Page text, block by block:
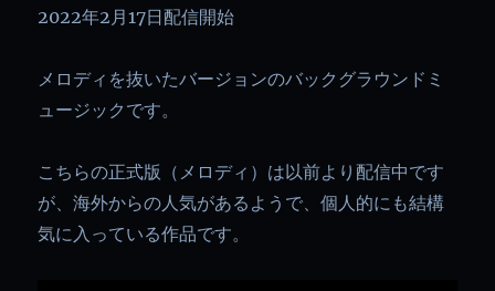
2022年2月17日配信開始
メロディを抜いたバージョンのバックグラウンドミ
ュージックです。
こちらの正式版（メロディ）は以前より配信中です
が、海外からの人気があるようで、個人的にも結構
気に入っている作品です。